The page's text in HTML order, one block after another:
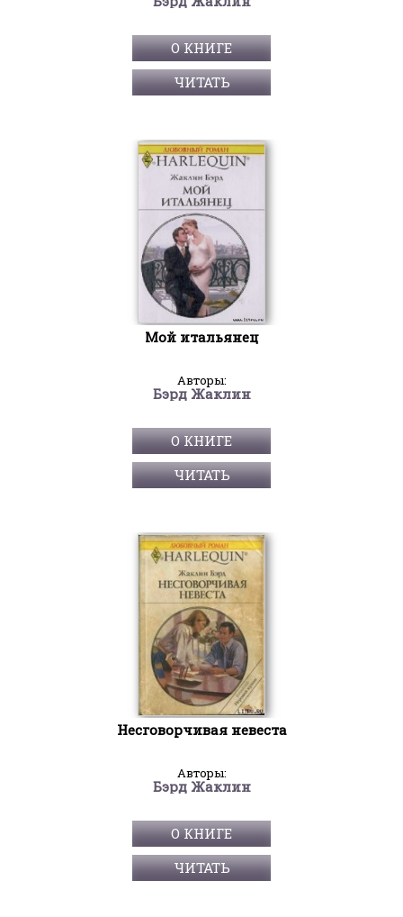
О КНИГЕ
ЧИТАТЬ
Мой итальянец
Авторы:
Бэрд Жаклин
О КНИГЕ
ЧИТАТЬ
Несговорчивая невеста
Авторы:
Бэрд Жаклин
О КНИГЕ
ЧИТАТЬ